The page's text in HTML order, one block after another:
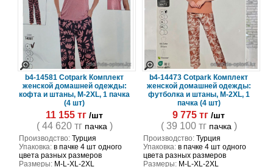
b4-14581 Cotpark Комплект
женской домашней одежды:
кофта и штаны, M-2XL, 1 пачка
(4 шт)
11 155 тг /шт
( 44 620 тг пачка )
Производство:Турция
Упаковка:в пачке 4 шт одного
цвета разных размеров
Размеры:M-L-XL-2XL
b4-14473 Cotpark Комплект
женской домашней одежды:
футболка и штаны, M-2XL, 1
пачка (4 шт)
9 775 тг /шт
( 39 100 тг пачка )
Производство:Турция
Упаковка:в пачке 4 шт одного
цвета разных размеров
Размеры:M-L-XL-2XL